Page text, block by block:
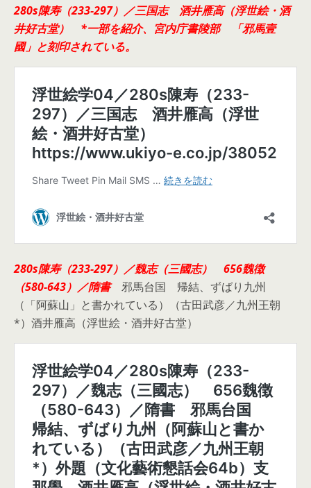
280s陳寿（233-297）／三国志 酒井雁高（浮世絵・酒
井好古堂） *一部を紹介、宮内庁書陵部 「邪馬壹
國」と刻印されている。
280s陳寿（233-297）／魏志（三國志） 656魏徴
（580-643）／隋書
邪馬台国 帰結、ずばり九州
（「阿蘇山」と書かれている）（古田武彦／九州王朝
*）酒井雁高（浮世絵・酒井好古堂）